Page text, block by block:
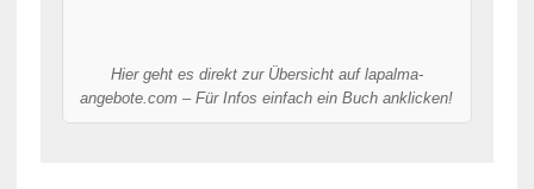
Hier geht es direkt zur Übersicht auf lapalma-
angebote.com – Für Infos einfach ein Buch anklicken!